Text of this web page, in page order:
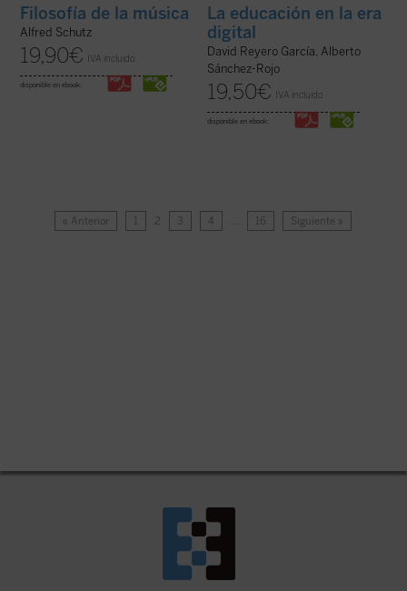
Filosofía de la música
Alfred Schutz
19,90€ IVA incluido
disponible en ebook:
La educación en la era
digital
David Reyero García, Alberto
Sánchez-Rojo
19,50€ IVA incluido
disponible en ebook:
« Anterior 1 2 3 4 … 16 Siguiente »